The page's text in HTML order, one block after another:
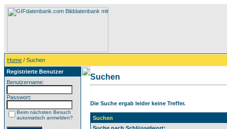
Home / Suchen
Registrierte Benutzer
Benutzername:
Passwort:
Beim nächsten Besuch
automatisch anmelden?
Suchen
Die Suche ergab leider keine Treffer.
Suchen